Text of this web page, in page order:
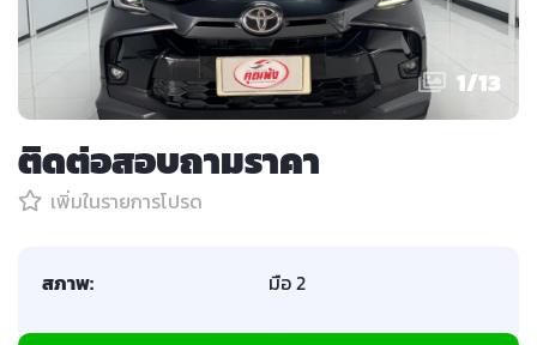
1/13
ติดต่อสอบถามราคา
เพิ่มในรายการโปรด
สภาพ: มือ 2